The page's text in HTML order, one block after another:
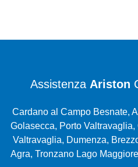
Assistenza Ariston
Cardano al Campo Besnate,
Golasecca, Porto
Valtravaglia, Dumenza,
Agra, Tronzano Lago